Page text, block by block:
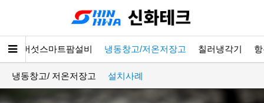
버섯스마트팜설비 냉동창고/저온저장고 칠러냉각기
냉동창고/ 저온저장고 설치사례